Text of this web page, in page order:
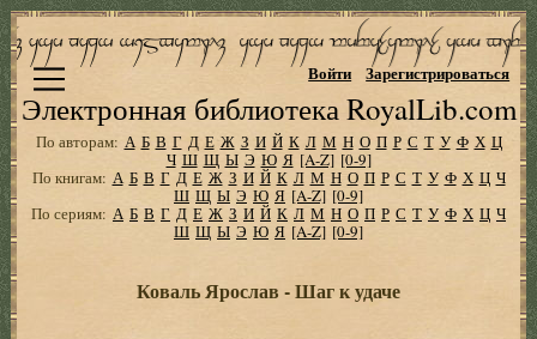
Электронная библиотека RoyalLib.com
Войти Зарегистрироваться
По авторам: А Б В Г Д Е Ж З И Й К Л М Н О П Р С Т У Ф Х Ц
Ч Ш Щ Ы Э Ю Я [A-Z] [0-9]
По книгам: А Б В Г Д Е Ж З И Й К Л М Н О П Р С Т У Ф Х Ц Ч
Ш Щ Ы Э Ю Я [A-Z] [0-9]
По сериям: А Б В Г Д Е Ж З И Й К Л М Н О П Р С Т У Ф Х Ц Ч
Ш Щ Ы Э Ю Я [A-Z] [0-9]
Коваль Ярослав - Шаг к удаче